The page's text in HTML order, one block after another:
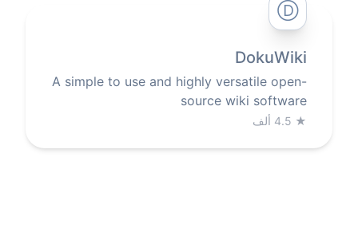
Ⓓ
DokuWiki
A simple to use and highly versatile open-
source wiki software
★ 4.5 ألف